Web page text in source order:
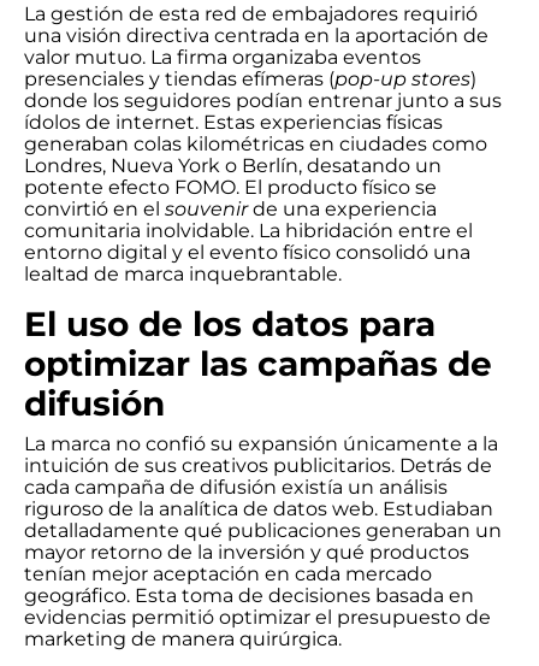
La gestión de esta red de embajadores requirió
una visión directiva centrada en la aportación de
valor mutuo. La firma organizaba eventos
presenciales y tiendas efímeras (pop-up stores)
donde los seguidores podían entrenar junto a sus
ídolos de internet. Estas experiencias físicas
generaban colas kilométricas en ciudades como
Londres, Nueva York o Berlín, desatando un
potente efecto FOMO. El producto físico se
convirtió en el souvenirde una experiencia
comunitaria inolvidable. La hibridación entre el
entorno digital y el evento físico consolidó una
lealtad de marca inquebrantable.
El uso de los datos para
optimizar las campañas de
difusión
La marca no confió su expansión únicamente a la
intuición de sus creativos publicitarios. Detrás de
cada campaña de difusión existía un análisis
riguroso de la analítica de datos web. Estudiaban
detalladamente qué publicaciones generaban un
mayor retorno de la inversión y qué productos
tenían mejor aceptación en cada mercado
geográfico. Esta toma de decisiones basada en
evidencias permitió optimizar el presupuesto de
marketing de manera quirúrgica.